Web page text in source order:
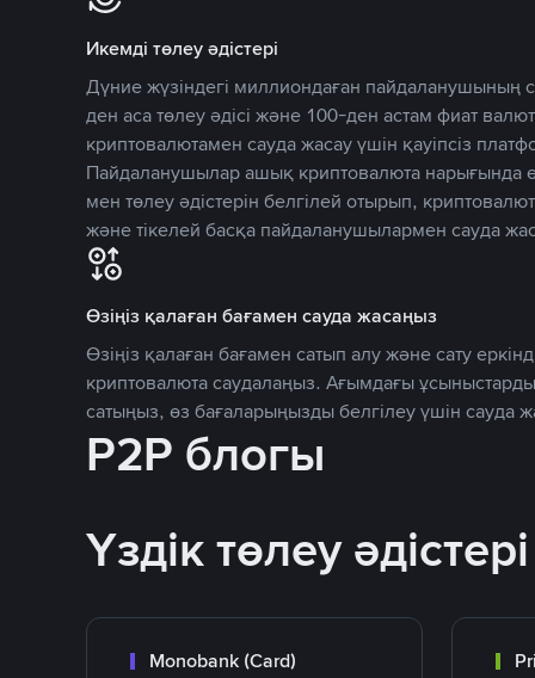
Икемді төлеу әдістері
Дүние жүзіндегі миллиондаған пайдаланушының
ден аса төлеу әдісі және 100-ден астам фиат
криптовалютамен сауда жасау үшін қауіпсіз
Пайдаланушылар ашық криптовалюта нарығында
мен төлеу әдістерін белгілей отырып,
және тікелей басқа пайдаланушылармен сауда
Өзіңіз қалаған бағамен сауда жасаңыз
Өзіңіз қалаған бағамен сатып алу және сату
криптовалюта саудалаңыз. Ағымдағы
сатыңыз, өз бағаларыңызды белгілеу үшін сауда
P2P блогы
Үздік төлеу әдістері
Monobank (Card)